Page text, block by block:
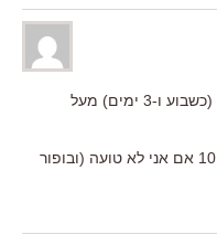
ביקור התזמורת עשה מיום חמישי שעבר (כשבוע ו-3 ימים) מעל
מרשים מאד ועוקף את הבופור בערך פי 10 אם אני לא טועה (ובופור